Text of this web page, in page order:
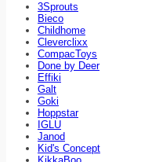
3Sprouts
Bieco
Childhome
Cleverclixx
CompacToys
Done by Deer
Effiki
Galt
Goki
Hoppstar
IGLU
Janod
Kid's Concept